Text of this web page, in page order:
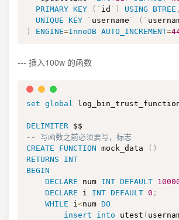
PRIMARY KEY ( ` id ` ) USING BTREE ,
UNIQUE KEY ` username ` ( `
)
ENGINE=InnoDB AUTO_INCREMENT=
--- 插入100w 的函数
set global
DELIMITER
-- 写函数之前必须要写，标志
CREATE
FUNCTION mock_data ( )
RETURNS
INT
BEGIN
DECLARE num INT DEFAULT
DECLARE i INT DEFAULT 0 ;
WHILE i<num DO
insert
into utest (